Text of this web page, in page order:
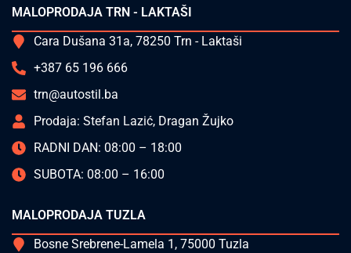
MALOPRODAJA TRN - LAKTAŠI
Cara Dušana 31a, 78250 Trn - Laktaši
+387 65 196 666
trn@autostil.ba
Prodaja: Stefan Lazić, Dragan Žujko
RADNI DAN: 08:00 – 18:00
SUBOTA: 08:00 – 16:00
MALOPRODAJA TUZLA
Bosne Srebrene-Lamela 1, 75000 Tuzla